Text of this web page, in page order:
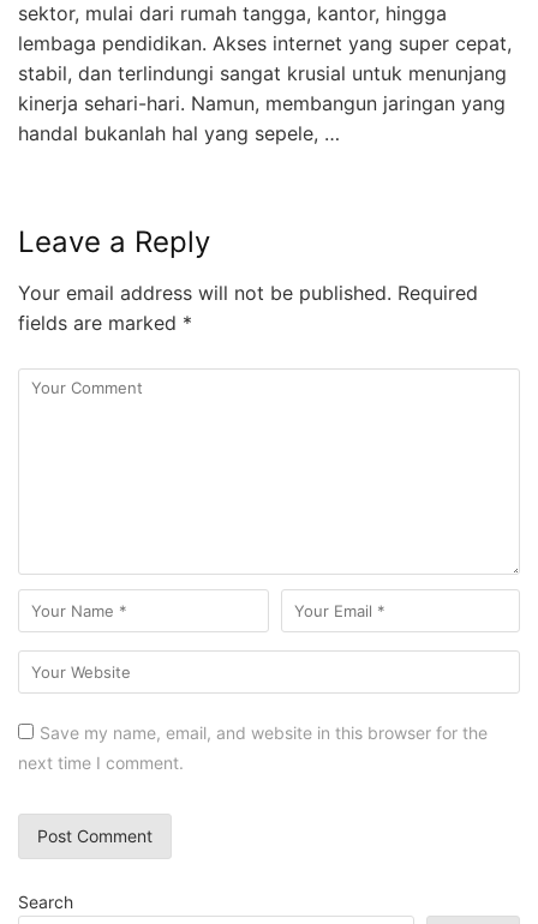
sektor, mulai dari rumah tangga, kantor, hingga
lembaga pendidikan. Akses internet yang super cepat,
stabil, dan terlindungi sangat krusial untuk menunjang
kinerja sehari-hari. Namun, membangun jaringan yang
handal bukanlah hal yang sepele, …
Leave a Reply
Your email address will not be published. Required
fields are marked *
Save my name, email, and website in this browser for the
next time I comment.
Search